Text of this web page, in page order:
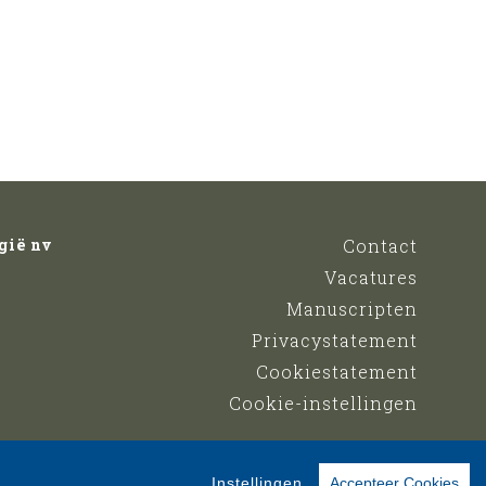
nv
Contact
Vacatures
Manuscripten
Privacystatement
Cookiestatement
Cookie-instellingen